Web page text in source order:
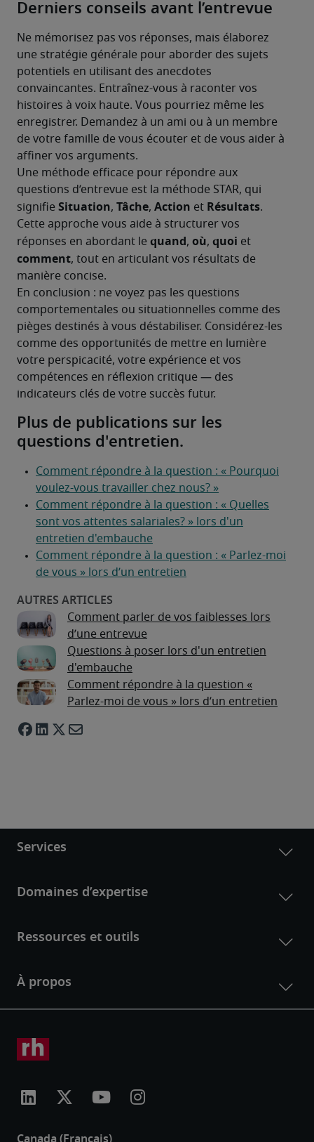
Derniers conseils avant l’entrevue
Ne mémorisez pas vos réponses, mais élaborez
une stratégie générale pour aborder des sujets
potentiels en utilisant des anecdotes
convaincantes. Entraînez-vous à raconter vos
histoires à voix haute. Vous pourriez même les
enregistrer. Demandez à un ami ou à un membre
de votre famille de vous écouter et de vous aider à
affiner vos arguments.
Une méthode efficace pour répondre aux
questions d’entrevue est la méthode STAR, qui
signifie Situation, Tâche, Action et Résultats.
Cette approche vous aide à structurer vos
réponses en abordant le quand, où, quoi
comment, tout en articulant vos résultats de
manière concise.
En conclusion : ne voyez pas les questions
comportementales ou situationnelles comme des
pièges destinés à vous déstabiliser. Considérez-les
comme des opportunités de mettre en lumière
votre perspicacité, votre expérience et vos
compétences en réflexion critique — des
indicateurs clés de votre succès futur.
Plus de publications sur les
questions d'entretien.
Comment parler de vos faiblesses lors
d’une entrevue
Questions à poser lors d'un entretien
d'embauche
Comment répondre à la question «
Parlez-moi de vous » lors d’un entretien